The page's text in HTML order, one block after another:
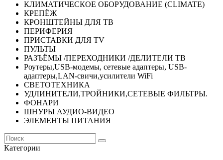
КЛИМАТИЧЕСКОЕ ОБОРУДОВАНИЕ (CLIMATE)
КРЕПЁЖ
КРОНШТЕЙНЫ ДЛЯ ТВ
ПЕРИФЕРИЯ
ПРИСТАВКИ ДЛЯ TV
ПУЛЬТЫ
РАЗЪЁМЫ /ПЕРЕХОДНИКИ /ДЕЛИТЕЛИ ТВ
Роутеры,USB-модемы, сетевые адаптеры, USB-
адаптеры,LAN-свичи,усилители WiFi
СВЕТОТЕХНИКА
УДЛИНИТЕЛИ,ТРОЙНИКИ,СЕТЕВЫЕ ФИЛЬТРЫ.
ФОНАРИ
ШНУРЫ АУДИО-ВИДЕО
ЭЛЕМЕНТЫ ПИТАНИЯ
Категории